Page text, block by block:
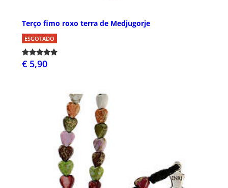
Terço fimo roxo terra de Medjugorje
ESGOTADO
€ 5,90